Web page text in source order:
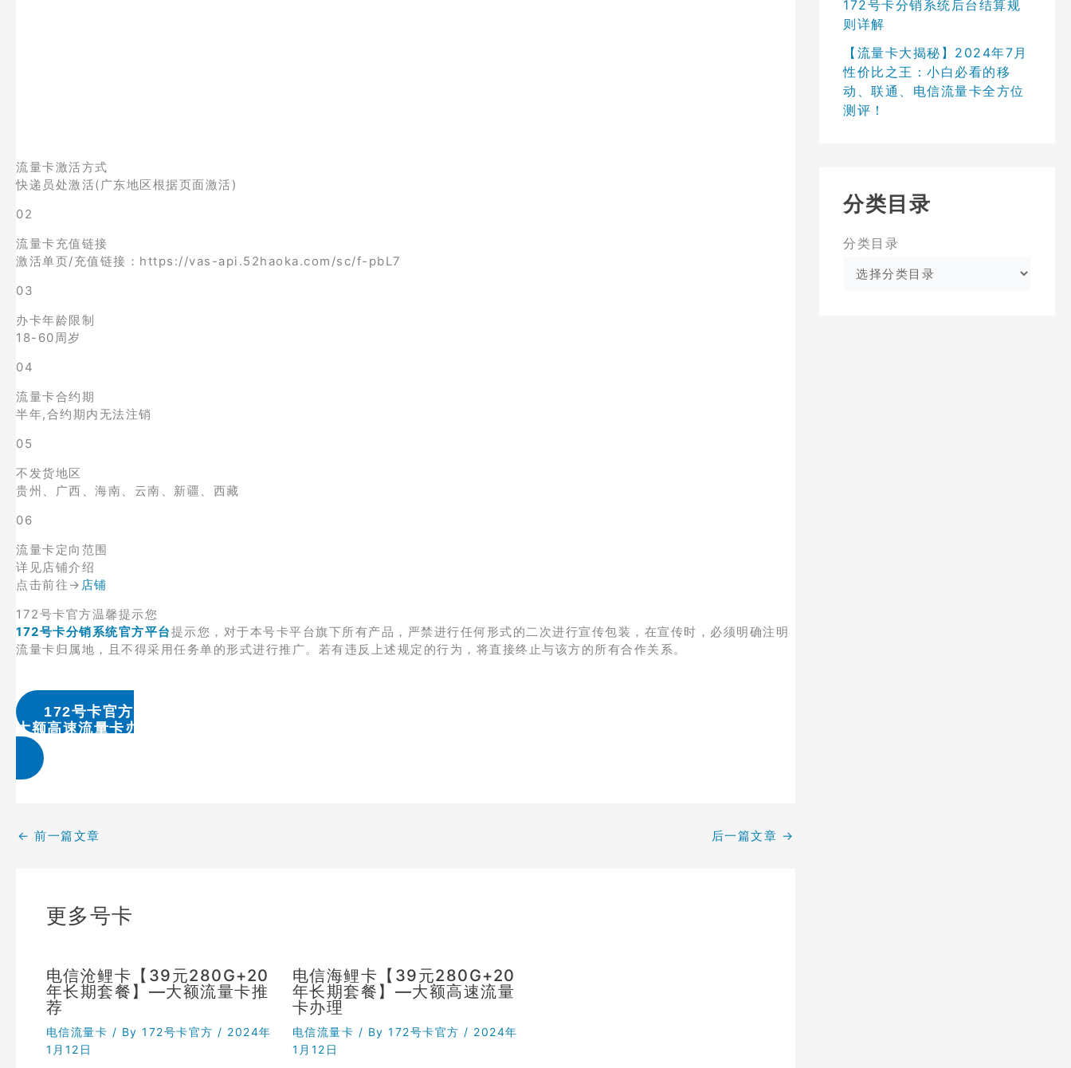
流量卡激活方式
快递员处激活(广东地区根据页面激活)
02
流量卡充值链接
激活单页/充值链接：https://vas-api.52haoka.com/sc/f-pbL7
03
办卡年龄限制
18-60周岁
04
流量卡合约期
半年,合约期内无法注销
05
不发货地区
贵州、广西、海南、云南、新疆、西藏
06
流量卡定向范围
详见店铺介绍
点击前往→ 店铺
172号卡官方温馨提示您
172号卡分销系统官方平台提示您，对于本号卡平台旗下所有产品，严禁进行任何形式的二次进行宣传包装，在宣传时，必须明确注明
流量卡归属地，且不得采用任务单的形式进行推广。若有违反上述规定的行为，将直接终止与该方的所有合作关系。
172号卡官方
大额高速流量卡办理 & 流量卡代理加盟
← 前一篇文章 后一篇文章 →
更多号卡
电信沧鲤卡【39元280G+20
年长期套餐】—大额流量卡推
荐
电信流量卡 / By 172号卡官方 / 2024年
1月12日
电信海鲤卡【39元280G+20
年长期套餐】—大额高速流量
卡办理
电信流量卡 / By172号卡官方 / 2024年
1月12日
172号卡分销系统后台结算规
则详解
【流量卡大揭秘】2024年7月
性价比之王：小白必看的移
动、联通、电信流量卡全方位
测评！
分类目录
分类目录